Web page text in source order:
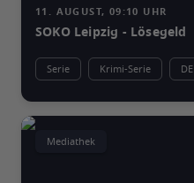
11. AUGUST, 09:10 UHR
SOKO Leipzig - Lösegeld
Serie Krimi-Serie DE
Mediathek